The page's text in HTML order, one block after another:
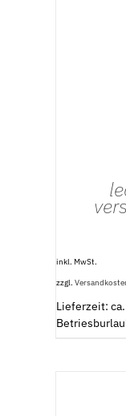
inkl. MwSt.
zzgl.
Lieferzeit: